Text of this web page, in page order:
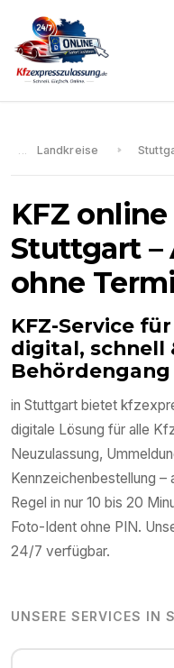
Landkreise
KFZ
Stuttgart–
ohne
KFZ-Service
digital, schnell
Behördengang
in Stuttgart bietet
digitale Lösung für alle
Neuzulassung,
Kennzeichenbestellung
Regel in nur 10 bis 20
Foto-Ident ohne PIN.
24/7 verfügbar.
UNSERE SERVICES IN